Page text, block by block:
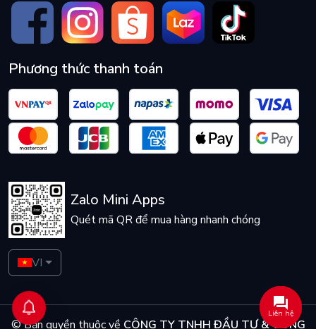
Phương thức thanh toán
Zalo Mini Apps
Quét mã QR để mua hàng nhanh chóng
VI
© Bản quyền thuộc về CÔNG TY TNHH ĐẦU TƯ & CÔNG
Liên hệ